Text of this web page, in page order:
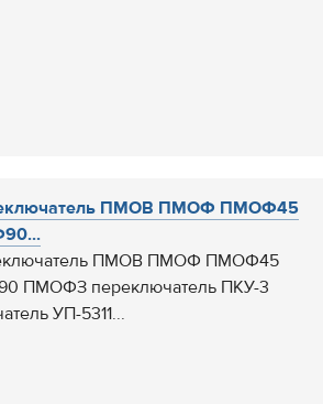
ПМОВ ПМОФ ПМОФ45
ПМОВ ПМОФ ПМОФ45
ПМОФЗ переключатель ПКУ-3
УП-5311...